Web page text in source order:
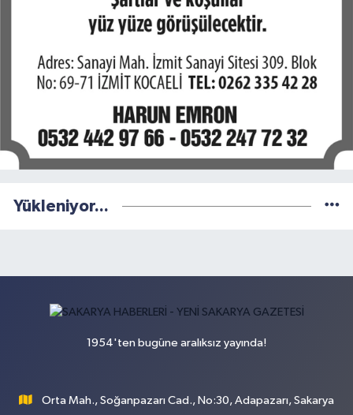
Yükleniyor...
1954'ten bugüne aralıksız yayında!
Orta Mah., Soğanpazarı Cad., No:30, Adapazarı, Sakarya